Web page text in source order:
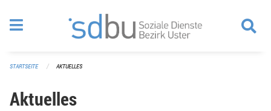
STARTSEITE AKTUELLES
Aktuelles